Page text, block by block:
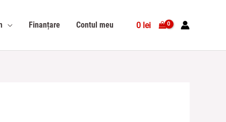
Finanțare Contul meu 0 lei